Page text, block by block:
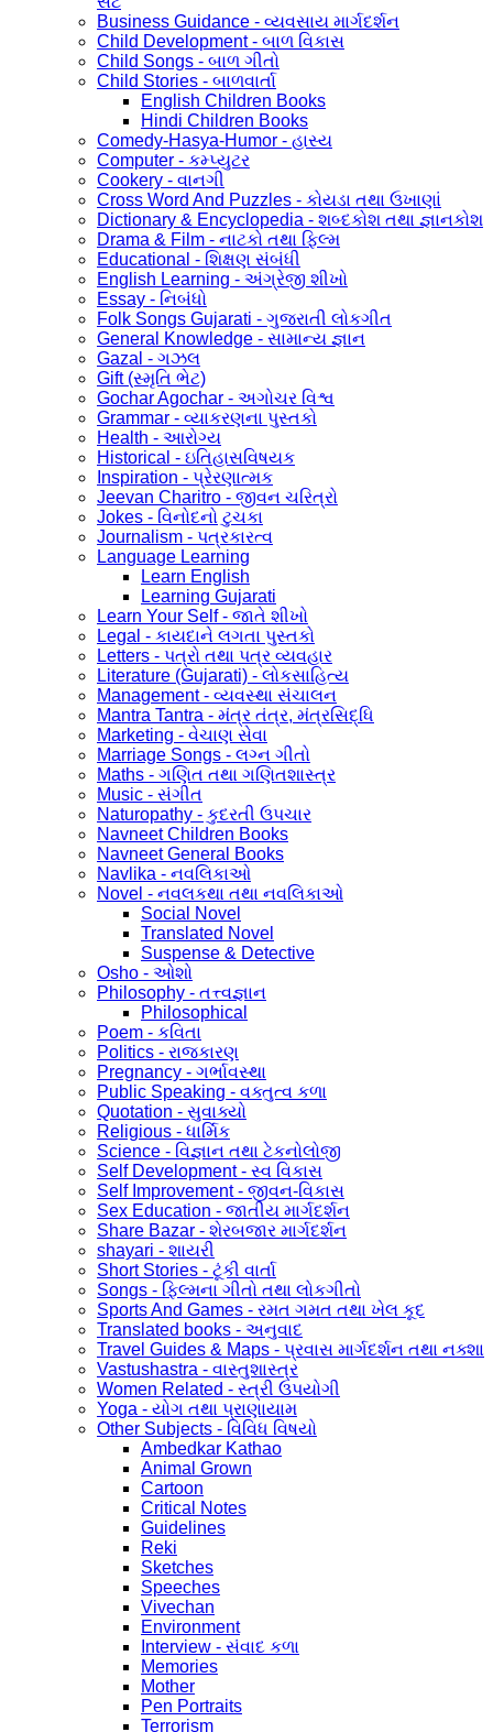
Business Guidance - વ્યવસાય માર્ગદર્શન
Child Development - બાળ વિકાસ
Child Songs - બાળ ગીતો
Child Stories - બાળવાર્તા
English Children Books
Hindi Children Books
Comedy-Hasya-Humor - હાસ્ય
Computer - કમ્પ્યુટર
Cookery - વાનગી
Cross Word And Puzzles - કોયડા તથા ઉખાણાં
Dictionary & Encyclopedia - શબ્દકોશ તથા જ્ઞાનકોશ
Drama & Film - નાટકો તથા ફિલ્મ
Educational - શિક્ષણ સંબંધી
English Learning - અંગ્રેજી શીખો
Essay - નિબંધો
Folk Songs Gujarati - ગુજરાતી લોકગીત
General Knowledge - સામાન્ય જ્ઞાન
Gazal - ગઝલ
Gift (સ્મૃતિ ભેટ)
Gochar Agochar - અગોચર વિશ્વ
Grammar - વ્યાકરણના પુસ્તકો
Health - આરોગ્ય
Historical - ઇતિહાસવિષયક
Inspiration - પ્રેરણાત્મક
Jeevan Charitro - જીવન ચરિત્રો
Jokes - વિનોદનો ટુચકા
Journalism - પત્રકારત્વ
Language Learning
Learn English
Learning Gujarati
Learn Your Self - જાતે શીખો
Legal - કાયદાને લગતા પુસ્તકો
Letters - પત્રો તથા પત્ર વ્યવહાર
Literature (Gujarati) - લોકસાહિત્ય
Management - વ્યવસ્થા સંચાલન
Mantra Tantra - મંત્ર તંત્ર, મંત્રસિદ્ધિ
Marketing - વેચાણ સેવા
Marriage Songs - લગ્ન ગીતો
Maths - ગણિત તથા ગણિતશાસ્ત્ર
Music - સંગીત
Naturopathy - કુદરતી ઉપચાર
Navneet Children Books
Navneet General Books
Navlika - નવલિકાઓ
Novel - નવલકથા તથા નવલિકાઓ
Social Novel
Translated Novel
Suspense & Detective
Osho - ઓશો
Philosophy - તત્ત્વજ્ઞાન
Philosophical
Poem - કવિતા
Politics - રાજકારણ
Pregnancy - ગર્ભાવસ્થા
Public Speaking - વક્તુત્વ કળા
Quotation - સુવાક્યો
Religious - ધાર્મિક
Science - વિજ્ઞાન તથા ટેકનોલોજી
Self Development - સ્વ વિકાસ
Self Improvement - જીવન-વિકાસ
Sex Education - જાતીય માર્ગદર્શન
Share Bazar - શેરબજાર માર્ગદર્શન
shayari - શાયરી
Short Stories - ટૂંકી વાર્તા
Songs - ફિલ્મના ગીતો તથા લોકગીતો
Sports And Games - રમત ગમત તથા ખેલ કૂદ
Translated books - અનુવાદ
Travel Guides & Maps - પ્રવાસ માર્ગદર્શન તથા નક્શા
Vastushastra - વાસ્તુશાસ્ત્ર
Women Related - સ્ત્રી ઉપયોગી
Yoga - યોગ તથા પ્રાણાયામ
Other Subjects - વિવિધ વિષયો
Ambedkar Kathao
Animal Grown
Cartoon
Critical Notes
Guidelines
Reki
Sketches
Speeches
Vivechan
Environment
Interview - સંવાદ કળા
Memories
Mother
Pen Portraits
Terrorism